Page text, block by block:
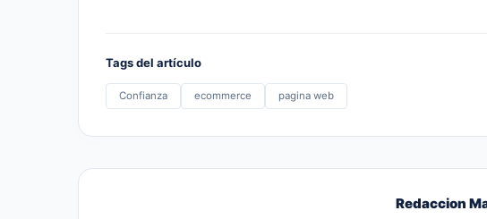
Tags del artículo
Confianza ecommerce pagina web
Redaccion